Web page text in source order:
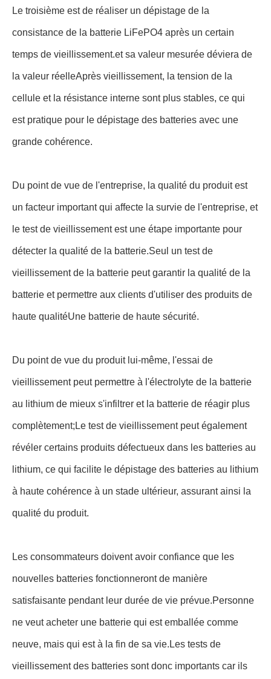
Le troisième est de réaliser un dépistage de la
consistance de la batterie LiFePO4 après un certain
temps de vieillissement.et sa valeur mesurée déviera de
la valeur réelleAprès vieillissement, la tension de la
cellule et la résistance interne sont plus stables, ce qui
est pratique pour le dépistage des batteries avec une
grande cohérence.
Du point de vue de l'entreprise, la qualité du produit est
un facteur important qui affecte la survie de l'entreprise, et
le test de vieillissement est une étape importante pour
détecter la qualité de la batterie.Seul un test de
vieillissement de la batterie peut garantir la qualité de la
batterie et permettre aux clients d'utiliser des produits de
haute qualitéUne batterie de haute sécurité.
Du point de vue du produit lui-même, l'essai de
vieillissement peut permettre à l'électrolyte de la batterie
au lithium de mieux s'infiltrer et la batterie de réagir plus
complètement;Le test de vieillissement peut également
révéler certains produits défectueux dans les batteries au
lithium, ce qui facilite le dépistage des batteries au lithium
à haute cohérence à un stade ultérieur, assurant ainsi la
qualité du produit.
Les consommateurs doivent avoir confiance que les
nouvelles batteries fonctionneront de manière
satisfaisante pendant leur durée de vie prévue.Personne
ne veut acheter une batterie qui est emballée comme
neuve, mais qui est à la fin de sa vie.Les tests de
vieillissement des batteries sont donc importants car ils